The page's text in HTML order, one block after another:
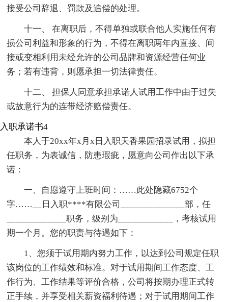
接受公司辞退、罚款及追偿的处理。
十一、 在离职后，不得单独或联合他人实施任何有
损公司利益和形象的行为，不得在离职两年内直接、间
接或变相利用未经允许的公司品牌和资源经营任何业
务；若有违背，则愿承担一切法律责任。
十二、 担保人同意承担承诺人试用工作中由于过失
或故意行为的连带经济赔偿责任。
入职承诺书4
本人于20xx年x月x日入职天香果园招录试用，拟担
任职务，为表诚信，防患瑕疵，愿意向公司作出以下承
诺：
一、自愿遵守上班时间： ……此处隐藏6752个
字……__日入职****有限公司______________部，任
_____________职务，级别为____________，考核试用
期一个月。您的职责与待遇如下：
1、您须于试用期内努力工作，以达到公司规定任职
该岗位的工作绩效和标准。对于试用期间工作态度、工
作行为、工作结果等评价合格，公司将按期办理正式转
正手续，并享受相关薪资福利待遇；对于试用期间工作